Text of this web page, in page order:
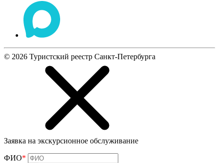
© 2026 Туристский реестр Санкт-Петербурга
Заявка на экскурсионное обслуживание
ФИО*